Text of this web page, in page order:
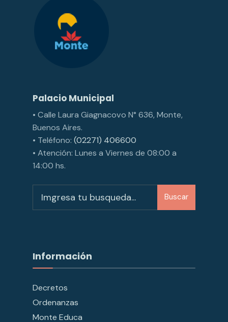
Palacio Municipal
• Calle Laura Giagnacovo N° 636, Monte,
Buenos Aires.
• Teléfono: (02271) 406600
• Atención: Lunes a Viernes de 08:00 a
14:00 hs.
Buscar
Información
Decretos
Ordenanzas
Monte Educa